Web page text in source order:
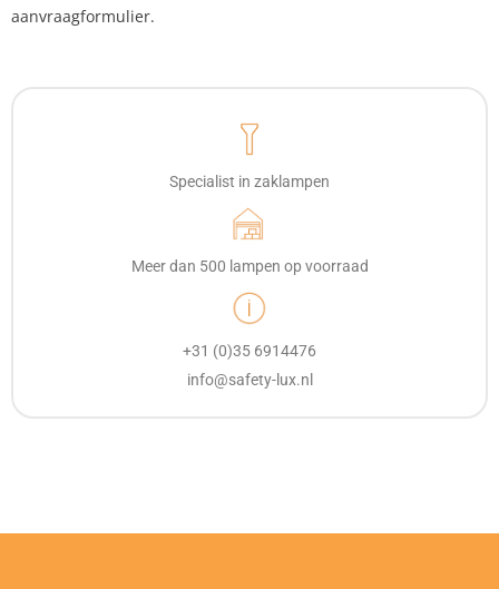
aanvraagformulier.
Specialist in zaklampen
Meer dan 500 lampen op voorraad
+31 (0)35 6914476
info@safety-lux.nl